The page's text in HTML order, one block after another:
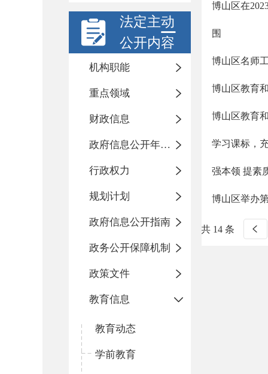
法定主动
公开内容
机构职能
重点领域
财政信息
政府信息公开年度报告
行政权力
规划计划
政府信息公开指南
政务公开保障机制
政策文件
教育信息
教育动态
学前教育
博山区在
围
博山区名师
博山区教育
博山区教育
学习课标，
强本领 提素
博山区举办
共 14 条